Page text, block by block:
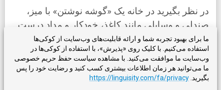
در نظر بگیرید در خانه یک «گوشه نوشتن» با میز،
صندلی و وسایلی مانند کاغذ، خودکار و مداد درست
کنید. همچنین می‌توانید موضوعات یا ایده‌هایی برای
نوشتن فراهم کنید تا خلاقیت او به جریان بیفتد.
از سازمان‌دهنده‌های گرافیکی استفاده کنید
ما برای بهبود تجربه شما و ارائه قابلیت‌های وب‌سایت از کوکی‌ها
استفاده می‌کنیم. با کلیک روی «پذیرش»، با استفاده از کوکی‌ها در
وب‌سایت ما موافقت می‌کنید. با مشاهده سیاست حفظ حریم خصوصی
ما می‌توانید هر زمان اطلاعات بیشتری کسب کنید و رضایت خود را پس
بگیرید. https://linguisity.com/fa/privacy